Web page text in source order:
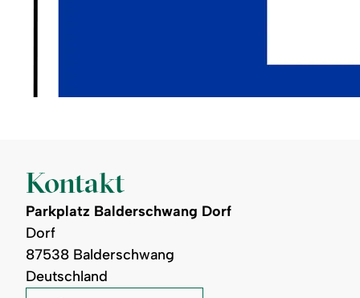
Kontakt
Parkplatz Balderschwang Dorf
Dorf
87538 Balderschwang
Deutschland